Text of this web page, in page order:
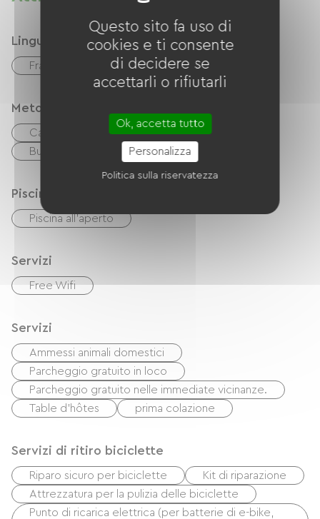
Lingue
Français inglese
Metodi di pagamento
Carta di credito
contanti
Buoni vacanza (ANCV)
Piscina
Piscina all'aperto
Servizi
Free Wifi
Servizi
Ammessi animali domestici
Parcheggio gratuito in loco
Parcheggio gratuito nelle immediate vicinanze.
Table d'hôtes
prima colazione
Servizi di ritiro biciclette
Riparo sicuro per biciclette
Kit di riparazione
Attrezzatura per la pulizia delle biciclette
Punto di ricarica elettrica (per batterie di e-bike,
Questo sito fa uso di
cookies e ti consente
di decidere se
accettarli o rifiutarli
Ok, accetta tutto
Personalizza
Politica sulla riservatezza